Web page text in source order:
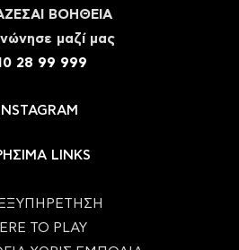
ΒΟΗΘΕΙΑ
μαζί μας
28 99 999
INSTAGRAM
LINKS
TO PLAY